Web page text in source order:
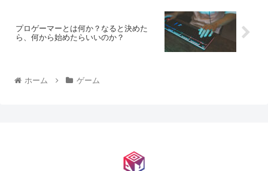
プロゲーマーとは何か？なると決めた
ら、何から始めたらいいのか？
ホーム ゲーム